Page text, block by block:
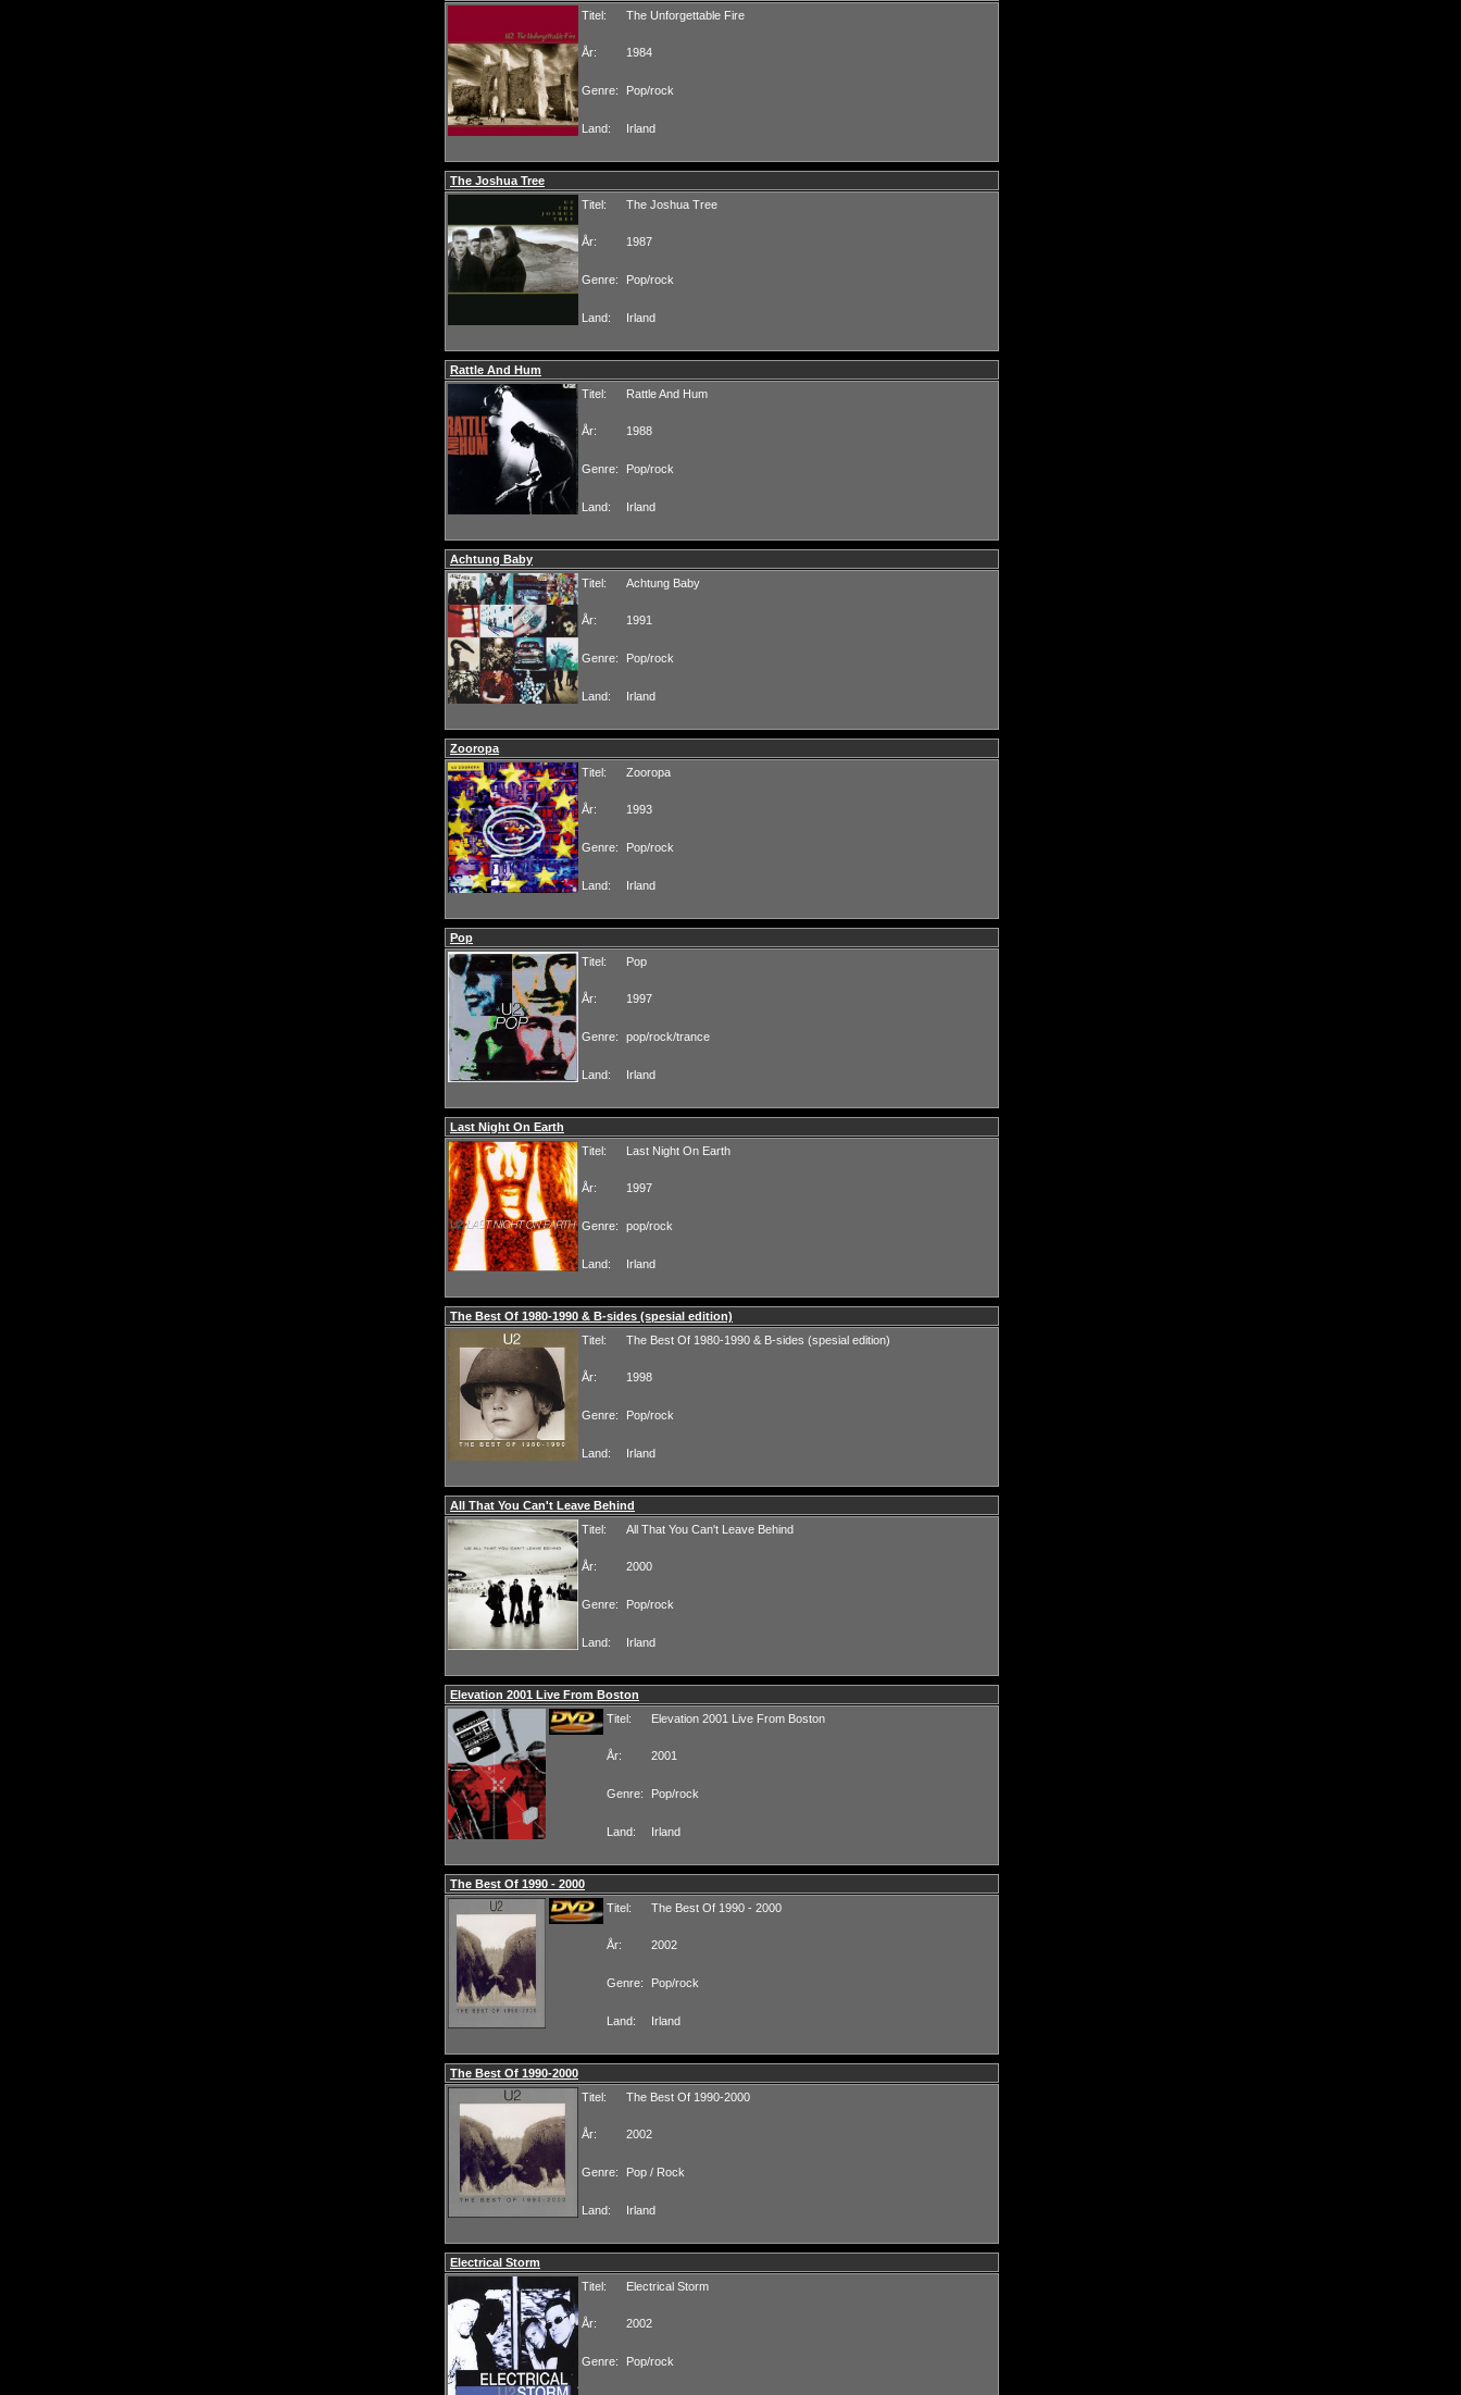
Titel:
The Unforgettable Fire
År: 1984
Genre: Pop/rock
Land: Irland
The Joshua Tree
Titel:
The Joshua Tree
År: 1987
Genre: Pop/rock
Land: Irland
Rattle And Hum
Titel:
Rattle And Hum
År: 1988
Genre: Pop/rock
Land: Irland
Achtung Baby
Titel:
Achtung Baby
År: 1991
Genre: Pop/rock
Land: Irland
Zooropa
Titel:
Zooropa
År: 1993
Genre: Pop/rock
Land: Irland
Pop
Titel:
Pop
År: 1997
Genre: pop/rock/trance
Land: Irland
Last Night On Earth
Titel:
Last Night On Earth
År: 1997
Genre: pop/rock
Land: Irland
The Best Of 1980-1990 & B-sides (spesial edition)
Titel:
The Best Of 1980-1990 & B-sides (spesial edition)
År: 1998
Genre: Pop/rock
Land: Irland
All That You Can't Leave Behind
Titel:
All That You Can't Leave Behind
År: 2000
Genre: Pop/rock
Land: Irland
Elevation 2001 Live From Boston
Titel:
Elevation 2001 Live From Boston
År: 2001
Genre: Pop/rock
Land: Irland
The Best Of 1990 - 2000
Titel:
The Best Of 1990 - 2000
År: 2002
Genre: Pop/rock
Land: Irland
The Best Of 1990-2000
Titel:
The Best Of 1990-2000
År: 2002
Genre: Pop / Rock
Land: Irland
Electrical Storm
Titel:
Electrical Storm
År: 2002
Genre: Pop/rock